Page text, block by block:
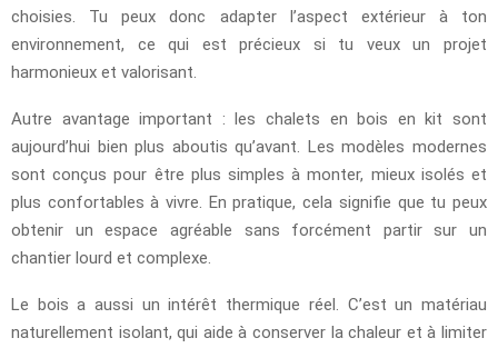
choisies. Tu peux donc adapter l’aspect extérieur à ton
environnement, ce qui est précieux si tu veux un projet
harmonieux et valorisant.
Autre avantage important : les chalets en bois en kit sont
aujourd’hui bien plus aboutis qu’avant. Les modèles modernes
sont conçus pour être plus simples à monter, mieux isolés et
plus confortables à vivre. En pratique, cela signifie que tu peux
obtenir un espace agréable sans forcément partir sur un
chantier lourd et complexe.
Le bois a aussi un intérêt thermique réel. C’est un matériau
naturellement isolant, qui aide à conserver la chaleur et à limiter